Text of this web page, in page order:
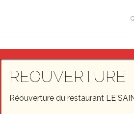
Sample
REOUVERTURE
Réouverture du restaurant LE